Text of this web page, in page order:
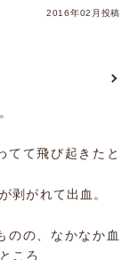
2016年02月投稿
てて飛び起きたと
剥がれて出血。
のの、なかなか血
ころ